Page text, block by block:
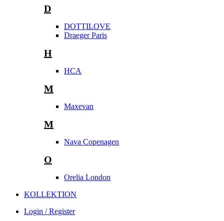
D
DOTTILOVE
Draeger Paris
H
HCA
M
Maxevan
M
Nava Copenagen
O
Orelia London
KOLLEKTION
Login / Register